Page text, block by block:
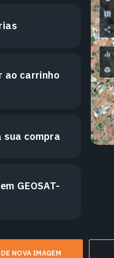
ao carrinho
sua compra
GEOSAT-
NOVA IMAGEM